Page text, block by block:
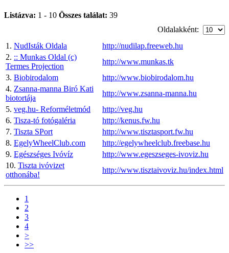
Listázva: 1 - 10 Összes találat: 39
Oldalakként:
1. NudIsták Oldala
http://nudilap.freeweb.hu
2. :: Munkas Oldal (c)
Termes Projection
http://www.munkas.tk
3. Biobirodalom
http://www.biobirodalom.hu
4. Zsanna-manna Biró Kati
biotortája
http://www.zsanna-manna.hu
5. veg.hu- Reforméletmód
http://veg.hu
6. Tisza-tó fotógaléria
http://kenus.fw.hu
7. Tiszta SPort
http://www.tisztasport.fw.hu
8. EgelyWheelClub.com
http://egelywheelclub.freebase.hu
9. Egészséges Ivóvíz
http://www.egeszseges-ivoviz.hu
10. Tiszta ivóvizet
otthonába!
http://www.tisztaivoviz.hu/index.html
1
2
3
4
>
>>